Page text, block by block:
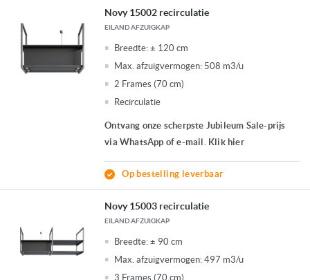
Novy 15002 recirculatie
EILAND AFZUIGKAP
Breedte: ± 120 cm
Max. afzuigvermogen: 508 m3/u
2 Frames (70 cm)
Recirculatie
Ontvang onze scherpste Jubileum Sale-prijs
via WhatsApp of e-mail. Klik hier
Op bestelling leverbaar
Novy 15003 recirculatie
EILAND AFZUIGKAP
Breedte: ± 90 cm
Max. afzuigvermogen: 497 m3/u
3 Frames (70 cm)